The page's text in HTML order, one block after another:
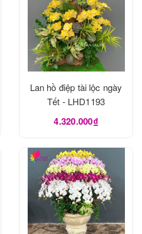
Lan hồ điệp tài lộc ngày
Tết - LHD1193
4.320.000₫